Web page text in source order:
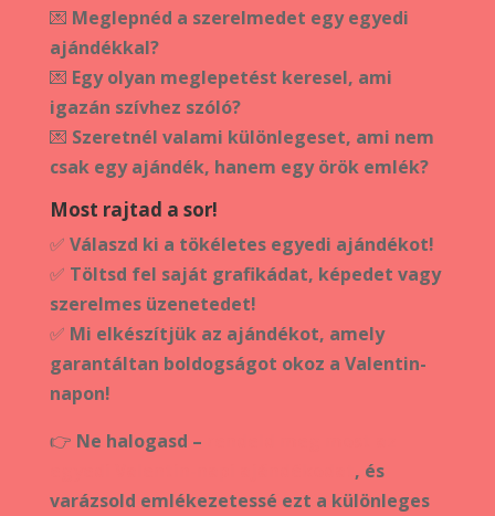
💌 Meglepnéd a szerelmedet egy egyedi
ajándékkal?
💌 Egy olyan meglepetést keresel, ami
igazán szívhez szóló?
💌 Szeretnél valami különlegeset, ami nem
csak egy ajándék, hanem egy örök emlék?
Most rajtad a sor!
✅ Válaszd ki a tökéletes egyedi ajándékot!
✅ Töltsd fel saját grafikádat, képedet vagy
szerelmes üzenetedet!
✅ Mi elkészítjük az ajándékot, amely
garantáltan boldogságot okoz a Valentin-
napon!
👉 Ne halogasd –
, és
varázsold emlékezetessé ezt a különleges